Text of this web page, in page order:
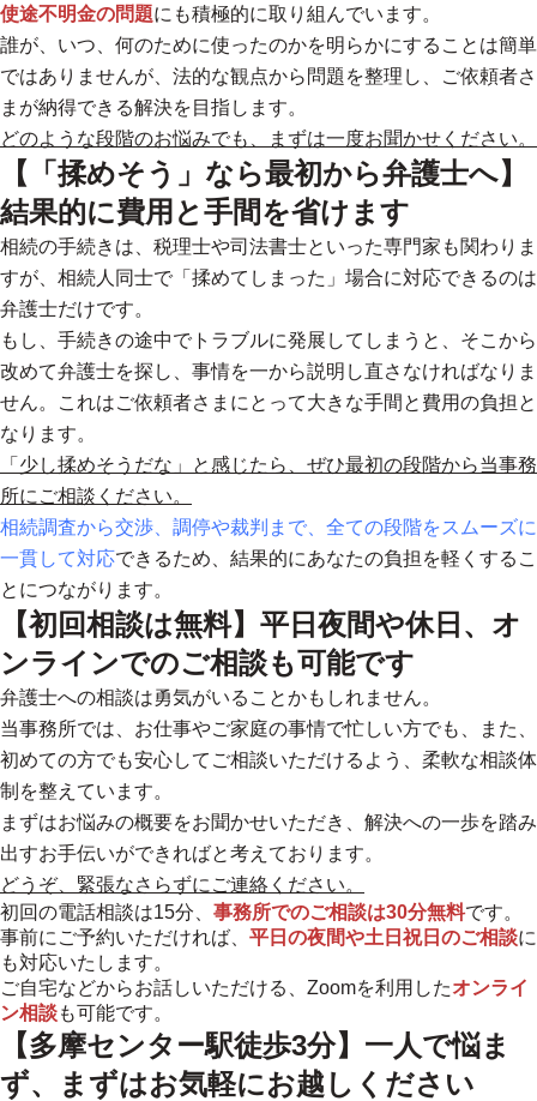
使途不明金の問題にも積極的に取り組んでいます。
誰が、いつ、何のために使ったのかを明らかにすることは簡単
ではありませんが、法的な観点から問題を整理し、ご依頼者さ
まが納得できる解決を目指します。
どのような段階のお悩みでも、まずは一度お聞かせください。
【「揉めそう」なら最初から弁護士へ】
結果的に費用と手間を省けます
相続の手続きは、税理士や司法書士といった専門家も関わりま
すが、相続人同士で「揉めてしまった」場合に対応できるのは
弁護士だけです。
もし、手続きの途中でトラブルに発展してしまうと、そこから
改めて弁護士を探し、事情を一から説明し直さなければなりま
せん。これはご依頼者さまにとって大きな手間と費用の負担と
なります。
「少し揉めそうだな」と感じたら、ぜひ最初の段階から当事務
所にご相談ください。
相続調査から交渉、調停や裁判まで、全ての段階をスムーズに
一貫して対応できるため、結果的にあなたの負担を軽くするこ
とにつながります。
【初回相談は無料】平日夜間や休日、オ
ンラインでのご相談も可能です
弁護士への相談は勇気がいることかもしれません。
当事務所では、お仕事やご家庭の事情で忙しい方でも、また、
初めての方でも安心してご相談いただけるよう、柔軟な相談体
制を整えています。
まずはお悩みの概要をお聞かせいただき、解決への一歩を踏み
出すお手伝いができればと考えております。
どうぞ、緊張なさらずにご連絡ください。
初回の電話相談は15分、 事務所でのご相談は30分無料です。
事前にご予約いただければ、 平日の夜間や土日祝日のご相談に
も対応いたします。
ご自宅などからお話しいただける、Zoomを利用したオンライ
ン相談も可能です。
【多摩センター駅徒歩3分】一人で悩ま
ず、まずはお気軽にお越しください